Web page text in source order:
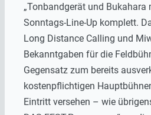
„Tonbandgerät und Bukahara
Sonntags-Line-Up komplett.
Long Distance Calling und
Bekanntgaben für die
Gegensatz zum bereits
kostenpflichtigen
Eintritt versehen – wie